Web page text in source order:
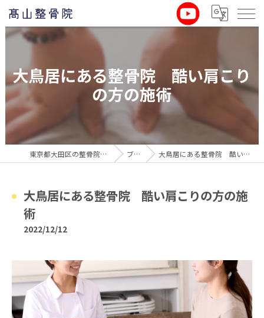
大鳥居にある整骨院 酷い肩こり
の方の施術
東京都大田区の整骨院なら髙山整骨院 ブログ 大鳥居にある整骨院 酷い肩こりの方の施術
大鳥居にある整骨院 酷い肩こりの方の施
術
2022/12/12